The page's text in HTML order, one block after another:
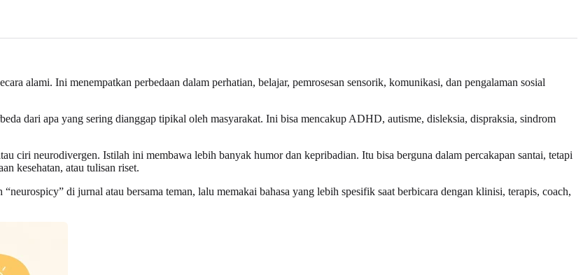
alami. Ini menempatkan perbedaan dalam perhatian, belajar, pemrosesan sensorik, komunikasi, dan pengalaman sosial
dari apa yang sering dianggap tipikal oleh masyarakat. Ini bisa mencakup ADHD, autisme, disleksia, dispraksia, sindrom
ciri neurodivergen. Istilah ini membawa lebih banyak humor dan kepribadian. Itu bisa berguna dalam percakapan santai, tetapi
kesehatan, atau tulisan riset.
di jurnal atau bersama teman, lalu memakai bahasa yang lebih spesifik saat berbicara dengan klinisi, terapis, coach,